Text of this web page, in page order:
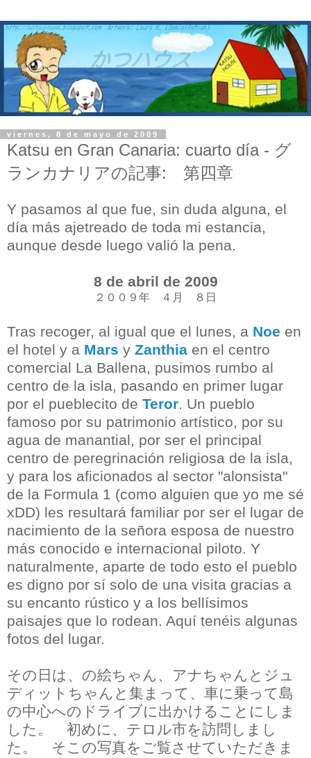
viernes, 8 de mayo de 2009
Katsu en Gran Canaria: cuarto día - グ
ランカナリアの記事: 第四章
Y pasamos al que fue, sin duda alguna, el
día más ajetreado de toda mi estancia,
aunque desde luego valió la pena.
8 de abril de 2009
２００９年 ４月 ８日
Tras recoger, al igual que el lunes, a Noe en
el hotel y a Mars y Zanthia en el centro
comercial La Ballena, pusimos rumbo al
centro de la isla, pasando en primer lugar
por el pueblecito de Teror. Un pueblo
famoso por su patrimonio artístico, por su
agua de manantial, por ser el principal
centro de peregrinación religiosa de la isla,
y para los aficionados al sector "alonsista"
de la Formula 1 (como alguien que yo me sé
xDD) les resultará familiar por ser el lugar de
nacimiento de la señora esposa de nuestro
más conocido e internacional piloto. Y
naturalmente, aparte de todo esto el pueblo
es digno por sí solo de una visita gracias a
su encanto rústico y a los bellísimos
paisajes que lo rodean. Aquí tenéis algunas
fotos del lugar.
その日は、の絵ちゃん、アナちゃんとジュ
ディットちゃんと集まって、車に乗って島
の中心へのドライブに出かけることにしま
した。 初めに、テロル市を訪問しまし
た。 そこの写真をご覧させていただきま